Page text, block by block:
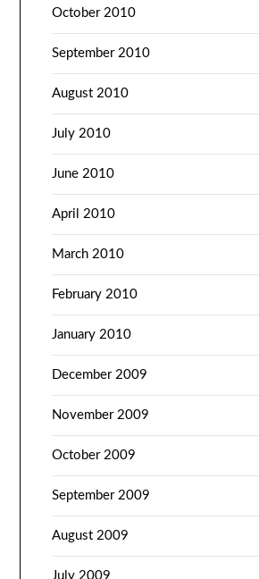
October 2010
September 2010
August 2010
July 2010
June 2010
April 2010
March 2010
February 2010
January 2010
December 2009
November 2009
October 2009
September 2009
August 2009
July 2009